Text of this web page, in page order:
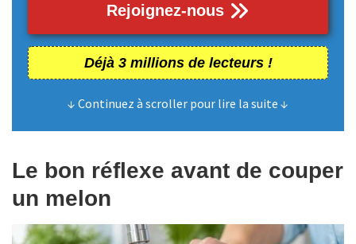
Rejoignez-nous
Déjà 3 millions de lecteurs !
↓ Continuez à scroller pour lire la suite ↓
Le bon réflexe avant de couper
un melon